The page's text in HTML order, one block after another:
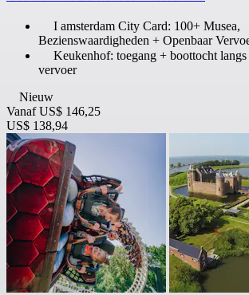
I amsterdam City Card: 100+ Musea,
Bezienswaardigheden + Openbaar
Keukenhof: toegang + boottocht
vervoer
Nieuw
Vanaf US$ 146,25
US$ 138,94